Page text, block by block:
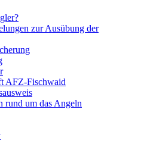
zur Ausübung der
AFZ-Fischwaid
rund um das Angeln